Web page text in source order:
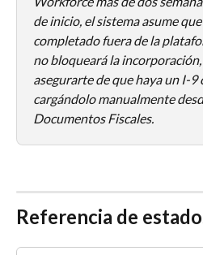
de inicio, el sistema asume
completado fuera de la
no bloqueará la
asegurarte de que haya un I-
cargándolo manualmente
Documentos Fiscales.
Referencia de